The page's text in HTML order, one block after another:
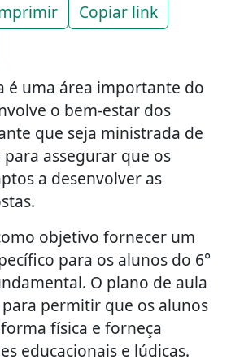
Copiar link
é uma área importante do
o bem-estar dos
que seja ministrada de
assegurar que os
a desenvolver as
objetivo fornecer um
para os alunos do 6°
O plano de aula
permitir que os alunos
física e forneça
educacionais e lúdicas.